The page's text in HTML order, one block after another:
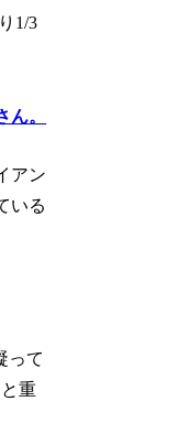
1/3
。
アン
いる
って
重